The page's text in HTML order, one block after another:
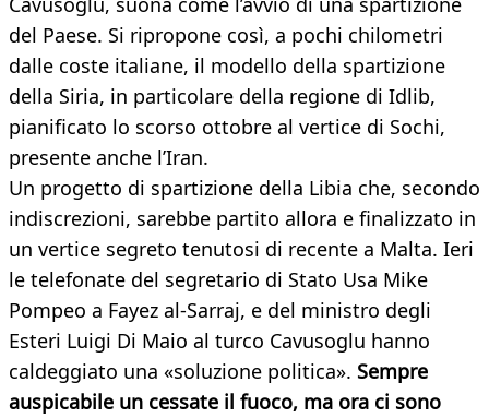
del Paese. Si ripropone così, a pochi chilometri
dalle coste italiane, il modello della spartizione
della Siria, in particolare della regione di Idlib,
pianificato lo scorso ottobre al vertice di Sochi,
presente anche l’Iran.
Un progetto di spartizione della Libia che, secondo
indiscrezioni, sarebbe partito allora e finalizzato in
un vertice segreto tenutosi di recente a Malta. Ieri
le telefonate del segretario di Stato Usa Mike
Pompeo a Fayez al-Sarraj, e del ministro degli
Esteri Luigi Di Maio al turco Cavusoglu hanno
caldeggiato una «soluzione politica». Sempre
auspicabile un cessate il fuoco, ma ora ci sono